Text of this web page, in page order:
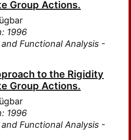
Group Actions.
1996
Functional Analysis -
to the Rigidity
Group Actions.
1996
Functional Analysis -